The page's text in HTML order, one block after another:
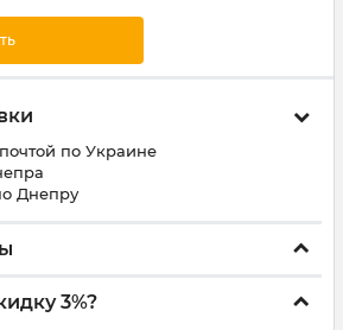
по Украине
Днепру
3%?